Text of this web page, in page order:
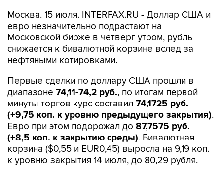
Москва. 15 июля. INTERFAX.RU - Доллар США и
евро незначительно подрастают на
Московской бирже в четверг утром, рубль
снижается к бивалютной корзине вслед за
нефтяными котировками.
Первые сделки по доллару США прошли в
диапазоне 74,11-74,2 руб., по итогам первой
минуты торгов курс составил 74,1725 руб.
(+9,75 коп. к уровню предыдущего закрытия).
Евро при этом подорожал до 87,7575 руб.
(+8,5 коп. к закрытию среды). Бивалютная
корзина ($0,55 и EUR0,45) выросла на 9,19 коп.
к уровню закрытия 14 июля, до 80,29 рубля.